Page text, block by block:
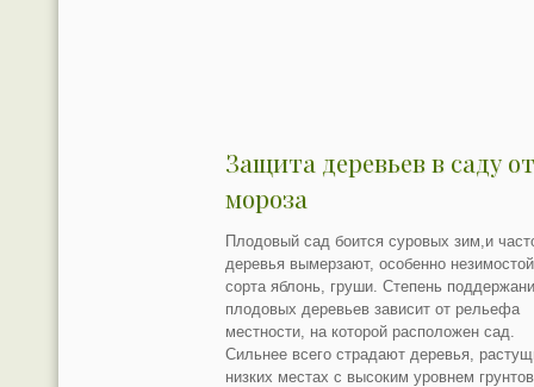
Защита деревьев в саду
мороза
Плодовый сад боится суровых зим,и
деревья вымерзают, особенно
сорта яблонь, груши. Степень
плодовых деревьев зависит от рельефа
местности, на которой расположен сад.
Сильнее всего страдают деревья,
низких местах с высоким уровнем